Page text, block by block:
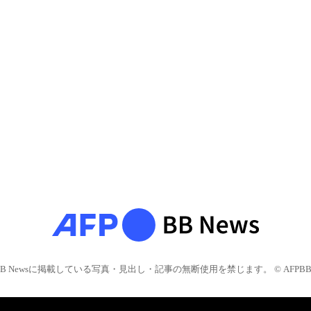
Newsに掲載している写真・見出し・記事の無断使用を禁じます。 © AFPBB